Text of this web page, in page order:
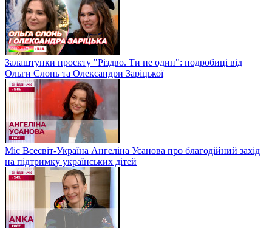
Залаштунки проєкту "Різдво. Ти не один": подробиці від
Ольги Слонь та Олександри Заріцької
Міс Всесвіт-Україна Ангеліна Усанова про благодійний захід
на підтримку українських дітей